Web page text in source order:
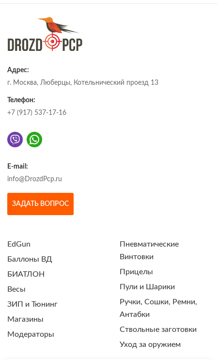
Адрес:
г. Москва, Люберцы, Котельнический проезд 13
Телефон:
+7 (917) 537-17-16
E-mail:
info@DrozdPcp.ru
ЗАДАТЬ ВОПРОС
EdGun
Баллоны ВД
БИАТЛОН
Весы
ЗИП и Тюнинг
Магазины
Модераторы
Пневматические
Винтовки
Прицелы
Пули и Шарики
Ручки, Сошки, Ремни,
Антабки
Ствольные заготовки
Уход за оружием